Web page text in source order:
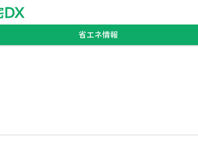
省エネ情報